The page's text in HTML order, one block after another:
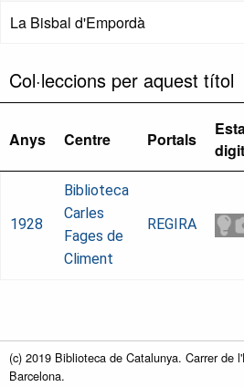
La Bisbal d'Empordà
Col·leccions per aquest títol
Anys Centre Portals
1928
Biblioteca
Carles
Fages de
Climent
REGIRA
(c) 2019 Biblioteca de Catalunya. Carrer de
Barcelona.